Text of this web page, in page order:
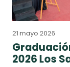
21 mayo 2026
2026 Los